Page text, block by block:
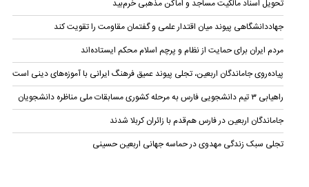
تحویل اسناد مالکیت مساجد و اماکن مذهبی خرم‌بید
جهاددانشگاهی پیوند میان اقتدار علمی و گفتمان مقاومت را تقویت کند
مردم ایران برای حمایت از نظام و پرچم اسلام محکم ایستاده‌اند
پیاده‌روی جاماندگان اربعین، تجلی پیوند عمیق فرهنگ ایرانی با آموزه‌های دینی است
راهیابی ۳ تیم دانشجویی فارس به مرحله کشوری مسابقات ملی مناظره دانشجویان
جاماندگان اربعین در فارس هم‌قدم با زائران کربلا شدند
تجلی سبک زندگی مهدوی در حماسه جهانی اربعین حسینی